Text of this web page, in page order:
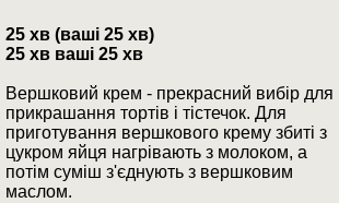
25 хв (ваші 25 хв)
25 хв ваші 25 хв
Вершковий крем - прекрасний вибір для
прикрашання тортів і тістечок. Для
приготування вершкового крему збиті з
цукром яйця нагрівають з молоком, а
потім суміш з'єднують з вершковим
маслом.